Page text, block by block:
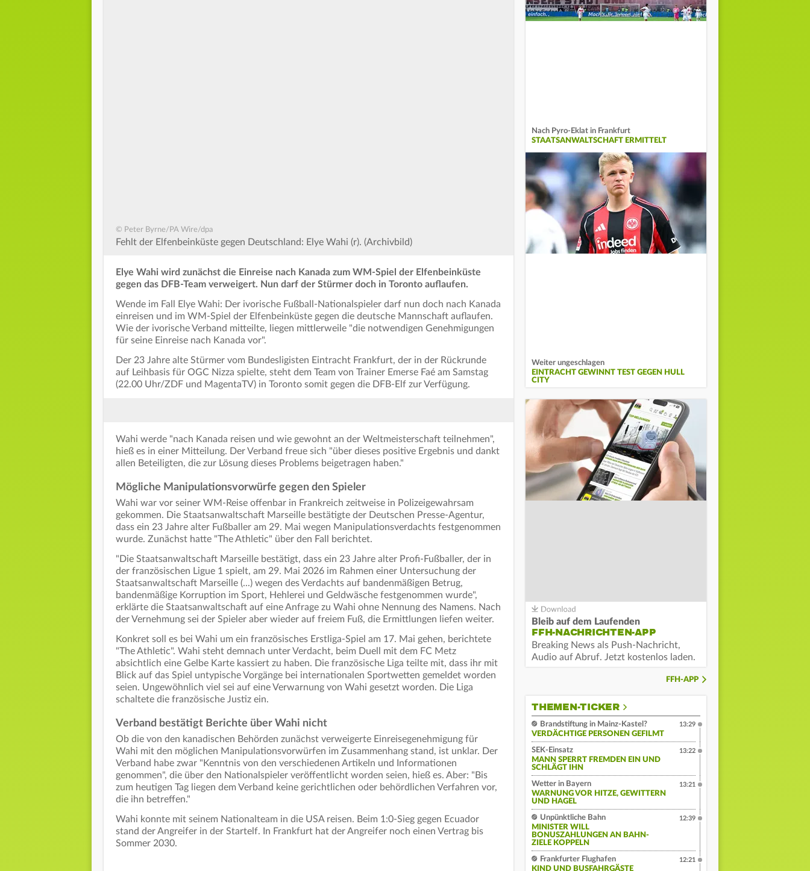
© Peter Byrne/PA Wire/dpa
Fehlt der Elfenbeinküste gegen Deutschland: Elye Wahi (r). (Archivbild)
Elye Wahi wird zunächst die Einreise nach Kanada zum WM-Spiel der Elfenbeinküste
gegen das DFB-Team verweigert. Nun darf der Stürmer doch in Toronto auflaufen.
Wende im Fall Elye Wahi: Der ivorische Fußball-Nationalspieler darf nun doch nach Kanada
einreisen und im WM-Spiel der Elfenbeinküste gegen die deutsche Mannschaft auflaufen.
Wie der ivorische Verband mitteilte, liegen mittlerweile "die notwendigen Genehmigungen
für seine Einreise nach Kanada vor".
Der 23 Jahre alte Stürmer vom Bundesligisten Eintracht Frankfurt, der in der Rückrunde
auf Leihbasis für OGC Nizza spielte, steht dem Team von Trainer Emerse Faé am Samstag
(22.00 Uhr/ZDF und MagentaTV) in Toronto somit gegen die DFB-Elf zur Verfügung.
Wahi werde "nach Kanada reisen und wie gewohnt an der Weltmeisterschaft teilnehmen",
hieß es in einer Mitteilung. Der Verband freue sich "über dieses positive Ergebnis und dankt
allen Beteiligten, die zur Lösung dieses Problems beigetragen haben."
Mögliche Manipulationsvorwürfe gegen den Spieler
Wahi war vor seiner WM-Reise offenbar in Frankreich zeitweise in Polizeigewahrsam
gekommen. Die Staatsanwaltschaft Marseille bestätigte der Deutschen Presse-Agentur,
dass ein 23 Jahre alter Fußballer am 29. Mai wegen Manipulationsverdachts festgenommen
wurde. Zunächst hatte "The Athletic" über den Fall berichtet.
"Die Staatsanwaltschaft Marseille bestätigt, dass ein 23 Jahre alter Profi-Fußballer, der in
der französischen Ligue 1 spielt, am 29. Mai 2026 im Rahmen einer Untersuchung der
Staatsanwaltschaft Marseille (...) wegen des Verdachts auf bandenmäßigen Betrug,
bandenmäßige Korruption im Sport, Hehlerei und Geldwäsche festgenommen wurde",
erklärte die Staatsanwaltschaft auf eine Anfrage zu Wahi ohne Nennung des Namens. Nach
der Vernehmung sei der Spieler aber wieder auf freiem Fuß, die Ermittlungen liefen weiter.
Konkret soll es bei Wahi um ein französisches Erstliga-Spiel am 17. Mai gehen, berichtete
"The Athletic". Wahi steht demnach unter Verdacht, beim Duell mit dem FC Metz
absichtlich eine Gelbe Karte kassiert zu haben. Die französische Liga teilte mit, dass ihr mit
Blick auf das Spiel untypische Vorgänge bei internationalen Sportwetten gemeldet worden
seien. Ungewöhnlich viel sei auf eine Verwarnung von Wahi gesetzt worden. Die Liga
schaltete die französische Justiz ein.
Verband bestätigt Berichte über Wahi nicht
Ob die von den kanadischen Behörden zunächst verweigerte Einreisegenehmigung für
Wahi mit den möglichen Manipulationsvorwürfen im Zusammenhang stand, ist unklar. Der
Verband habe zwar "Kenntnis von den verschiedenen Artikeln und Informationen
genommen", die über den Nationalspieler veröffentlicht worden seien, hieß es. Aber: "Bis
zum heutigen Tag liegen dem Verband keine gerichtlichen oder behördlichen Verfahren vor,
die ihn betreffen."
Wahi konnte mit seinem Nationalteam in die USA reisen. Beim 1:0-Sieg gegen Ecuador
stand der Angreifer in der Startelf. In Frankfurt hat der Angreifer noch einen Vertrag bis
Sommer 2030.
Nach Pyro-Eklat in Frankfurt
STAATSANWALTSCHAFT ERMITTELT
Weiter ungeschlagen
EINTRACHT GEWINNT TEST GEGEN HULL
CITY
Bleib auf dem Laufenden
FFH-NACHRICHTEN-APP
Breaking News als Push-Nachricht,
Audio auf Abruf. Jetzt kostenlos laden.
FFH-APP
THEMEN-TICKER
Brandstiftung in Mainz-Kastel?
VERDÄCHTIGE PERSONEN GEFILMT
13:29
SEK-Einsatz
MANN SPERRT FREMDEN EIN UND
SCHLÄGT IHN
13:22
Wetter in Bayern
WARNUNG VOR HITZE, GEWITTERN
UND HAGEL
13:21
Unpünktliche Bahn
MINISTER WILL
BONUSZAHLUNGEN AN BAHN-
ZIELE KOPPELN
12:39
Frankfurter Flughafen
KIND UND BUSFAHRGÄSTE
12:21